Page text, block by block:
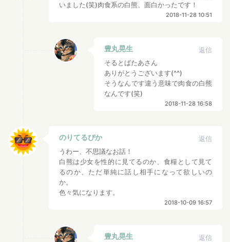
いました(笑)肉食系の白熊、面白かったです！
2018-11-28 10:51
豊丸晃生
返信
そるとばたあさん
ありがとうございます(^^)
そうなんです違う意味で肉食の白熊
なんです(笑)
2018-11-28 16:58
のりてるぴか
返信
うわー、不思議なお話！
白熊は少女を性的に見てるのか、食糧として見て
るのか、ただ単純に話し相手になって欲しいの
か。
色々気になります。
2018-10-09 16:57
豊丸晃生
返信